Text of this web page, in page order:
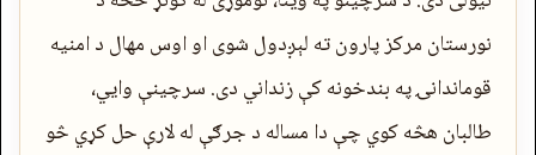
نورستان مرکز پارون ته لېږدول شوی او اوس مهال د امنیه
قوماندانۍ په بندخونه کې زنداني دی. سرچینې وايي،
طالبان هڅه کوي چې دا مساله د جرګې له لارې حل کړي څو